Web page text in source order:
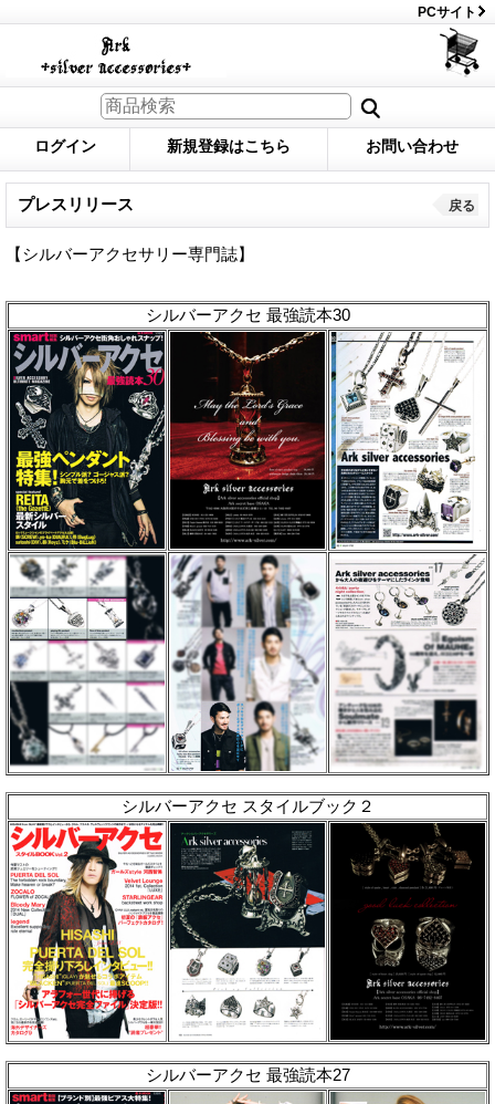
PCサイト
ログイン 新規登録はこちら お問い合わせ
プレスリリース 戻る
【シルバーアクセサリー専門誌】
シルバーアクセ 最強読本30
シルバーアクセ スタイルブック２
シルバーアクセ 最強読本27